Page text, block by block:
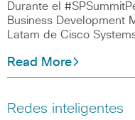
Durante el
Business Development
Latam de Cisco
Read More
Redes inteligentes